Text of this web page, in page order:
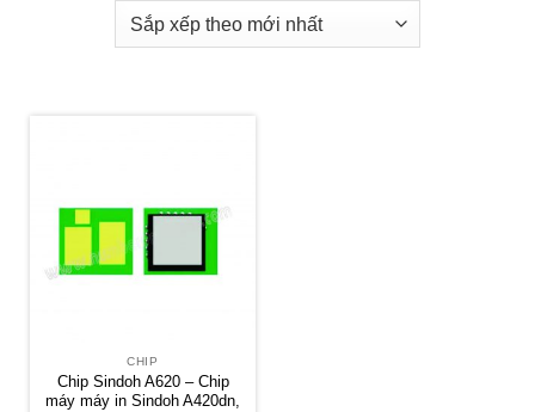
CHIP
Chip Sindoh A620 – Chip
máy máy in Sindoh A420dn,